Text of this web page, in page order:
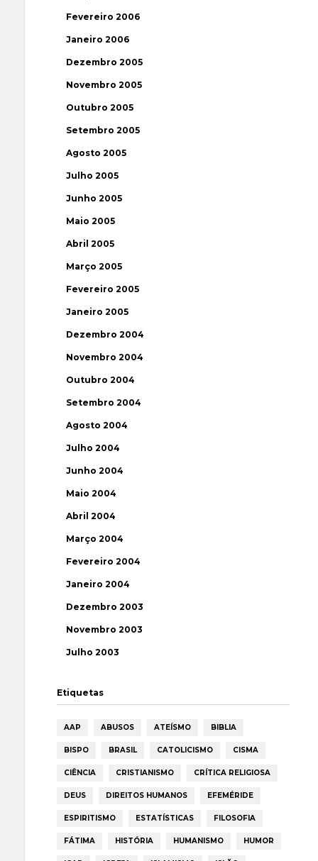
Fevereiro 2006
Janeiro 2006
Dezembro 2005
Novembro 2005
Outubro 2005
Setembro 2005
Agosto 2005
Julho 2005
Junho 2005
Maio 2005
Abril 2005
Março 2005
Fevereiro 2005
Janeiro 2005
Dezembro 2004
Novembro 2004
Outubro 2004
Setembro 2004
Agosto 2004
Julho 2004
Junho 2004
Maio 2004
Abril 2004
Março 2004
Fevereiro 2004
Janeiro 2004
Dezembro 2003
Novembro 2003
Julho 2003
Etiquetas
AAP ABUSOS ATEÍSMO BIBLIA
BISPO BRASIL CATOLICISMO CISMA
CIÊNCIA CRISTIANISMO CRÍTICA RELIGIOSA
DEUS DIREITOS HUMANOS EFEMÉRIDE
ESPIRITISMO ESTATÍSTICAS FILOSOFIA
FÁTIMA HISTÓRIA HUMANISMO HUMOR